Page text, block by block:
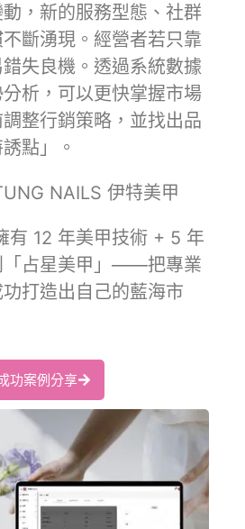
，新的服務型態、社群
斷湧現。經營者若只靠
失良機。透過系統數據
析，可以更快掌握市場
整行銷策略，並找出品
點」。
NAILS 伊特美甲
有 12 年美甲技術 + 5 年
「占星美甲」——把專業
打造出自己的藍海市
功案例分享